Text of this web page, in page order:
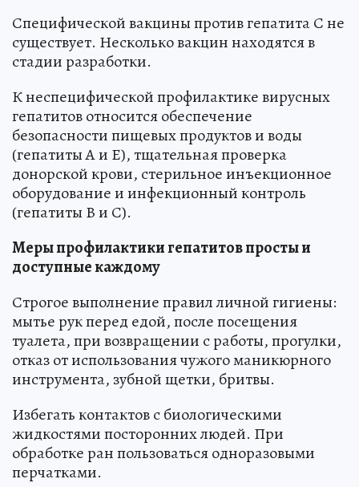
Специфической вакцины против гепатита С не
существует. Несколько вакцин находятся в
стадии разработки.
К неспецифической профилактике вирусных
гепатитов относится обеспечение
безопасности пищевых продуктов и воды
(гепатиты А и Е), тщательная проверка
донорской крови, стерильное инъекционное
оборудование и инфекционный контроль
(гепатиты В и С).
Меры профилактики гепатитов просты и
доступные каждому
Строгое выполнение правил личной гигиены:
мытье рук перед едой, после посещения
туалета, при возвращении с работы, прогулки,
отказ от использования чужого маникюрного
инструмента, зубной щетки, бритвы.
Избегать контактов с биологическими
жидкостями посторонних людей. При
обработке ран пользоваться одноразовыми
перчатками.